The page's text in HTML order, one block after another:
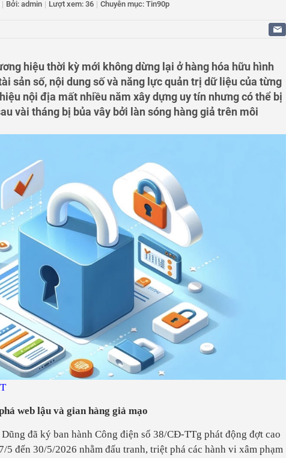
Ngãi hướng tới thành trung tâm dược liệu lớn của cả nước
| Bởi: admin | Lượt xem: 36 | Chuyên mục: Tin90p
hiệu thời kỳ mới không dừng lại ở hàng hóa hữu hình
sản số, nội dung số và năng lực quản trị dữ liệu của từng
nội địa mất nhiều năm xây dựng uy tín nhưng có thể bị
vài tháng bị bủa vây bởi làn sóng hàng giả trên môi
web lậu và gian hàng giả mạo
đã ký ban hành Công điện số 38/CĐ-TTg phát động đợt cao
5 đến 30/5/2026 nhằm đấu tranh, triệt phá các hành vi xâm phạm